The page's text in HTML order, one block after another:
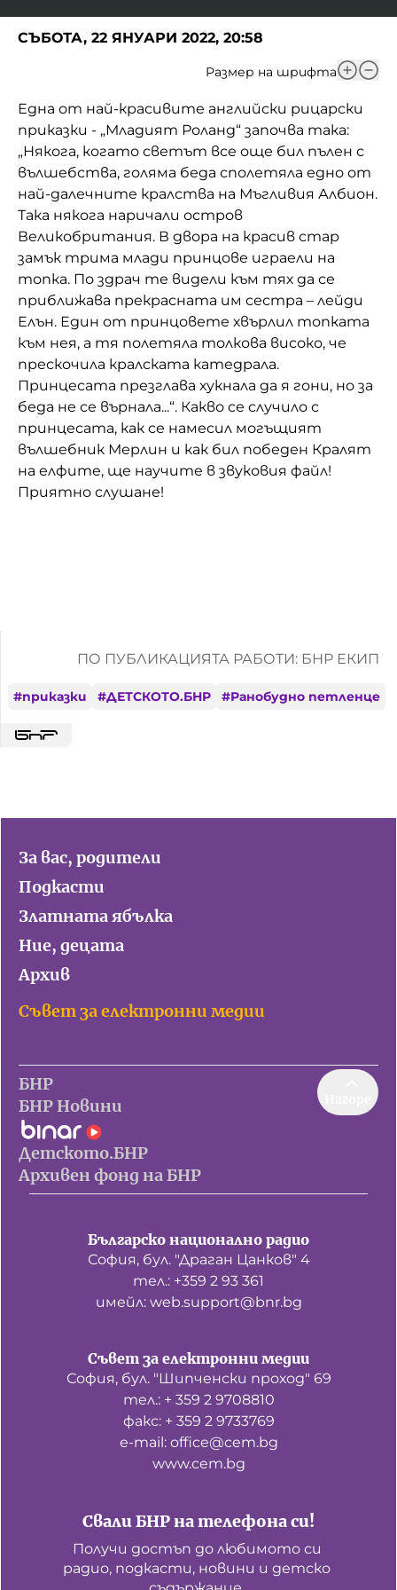
Домашен любимец
До ре ми
СЪБОТА, 22 ЯНУАРИ 2022, 20:58
Размер на шрифта
Една от най-красивите английски рицарски
приказки - „Младият Роланд“ започва така:
„Някога, когато светът все още бил пълен с
вълшебства, голяма беда сполетяла едно от
най-далечните кралства на Мъгливия Албион.
Така някога наричали остров
Великобритания. В двора на красив стар
замък трима млади принцове играели на
топка. По здрач те видели към тях да се
приближава прекрасната им сестра – лейди
Елън. Един от принцовете хвърлил топката
към нея, а тя полетяла толкова високо, че
прескочила кралската катедрала.
Принцесата презглава хукнала да я гони, но за
беда не се върнала...“. Какво се случило с
принцесата, как се намесил могъщият
вълшебник Мерлин и как бил победен Кралят
на елфите, ще научите в звуковия файл!
Приятно слушане!
ПО ПУБЛИКАЦИЯТА РАБОТИ: БНР ЕКИП
#приказки #ДЕТСКОТО.БНР #Ранобудно петленце
За вас, родители
Подкасти
Златната ябълка
Ние, децата
Архив
Съвет за електронни медии
БНР
БНР Новини
Детското.БНР
Архивен фонд на БНР
Българско национално радио
София, бул. "Драган Цанков" 4
тел.: +359 2 93 361
имейл: web.support@bnr.bg
Свали БНР на телефона си!
Получи достъп до любимото си
радио, подкасти, новини и детско
Съвет за електронни медии
София, бул. "Шипченски проход" 69
тел.: + 359 2 9708810
факс: + 359 2 9733769
е-mail: office@cem.bg
www.cem.bg